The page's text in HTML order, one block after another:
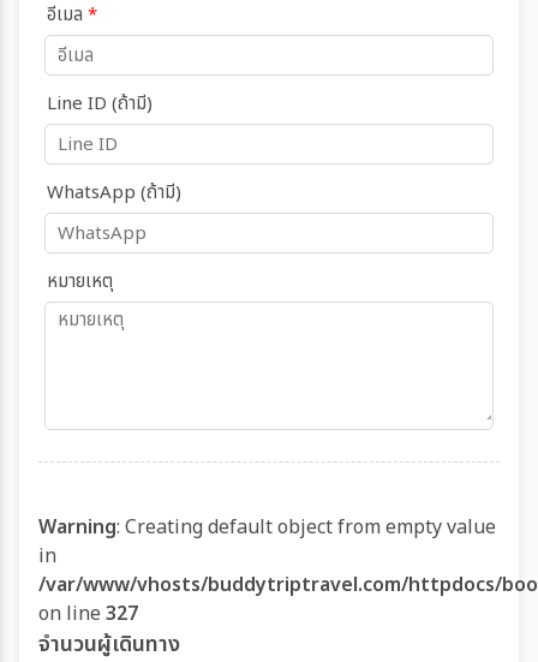
อีเมล *
Line ID (ถ้ามี)
WhatsApp (ถ้ามี)
หมายเหตุ
Warning: Creating default object from empty value
in
/var/www/vhosts/buddytriptravel.com/httpdocs/
on line 327
จำนวนผู้เดินทาง